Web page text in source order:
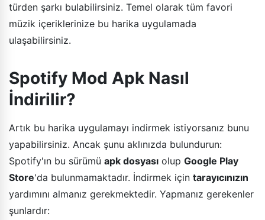
türden şarkı bulabilirsiniz. Temel olarak tüm favori
müzik içeriklerinize bu harika uygulamada
ulaşabilirsiniz.
Spotify Mod Apk Nasıl
İndirilir?
Artık bu harika uygulamayı indirmek istiyorsanız bunu
yapabilirsiniz. Ancak şunu aklınızda bulundurun:
Spotify'ın bu sürümü apk dosyası olup Google Play
Store'da bulunmamaktadır. İndirmek için tarayıcınızın
yardımını almanız gerekmektedir. Yapmanız gerekenler
şunlardır: